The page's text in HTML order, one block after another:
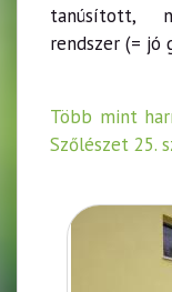
tanúsított,
rendszer (= jó
Több mint
Szőlészet 25.